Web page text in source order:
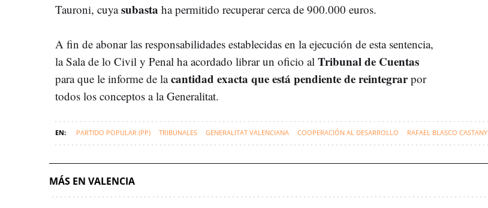
Tauroni, cuyasubasta ha permitido recuperar cerca de 900.000 euros.
A fin de abonar las responsabilidades establecidas en la ejecución de esta sentencia,
la Sala de lo Civil y Penal ha acordado librar un oficio al Tribunal de Cuentas
para que le informe de lacantidad exacta que está pendiente de reintegrarpor
todos los conceptos a la Generalitat.
PARTIDO POPULAR (PP) TRIBUNALES GENERALITAT VALENCIANA COOPERACIÓN AL DESARROLLO RAFAEL BLASCO CASTANY
MÁS EN VALENCIA